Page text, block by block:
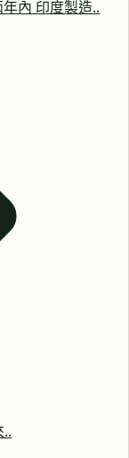
內 印度製造..